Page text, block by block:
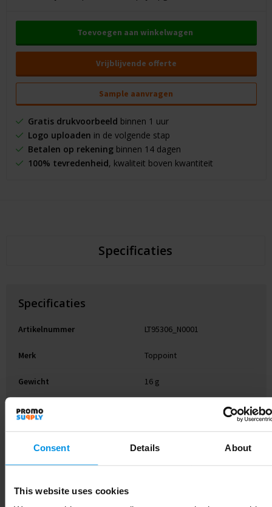
Consent Details About
This website uses cookies
Toevoegen aan winkelwagen
Vrijblijvende offerte
Sample aanvragen
Gratis drukvoorbeeld binnen 1 uur
Logo uploaden in de volgende stap
Betalen op rekeningbinnen 14 dagen
100% tevredenheid, kwaliteit boven kwantiteit
Specificaties
Specificaties
Artikelnummer LT95306_N0001
Merk Toppoint
Gewicht 16 g
Materiaal
Kleur Wit
Lengte